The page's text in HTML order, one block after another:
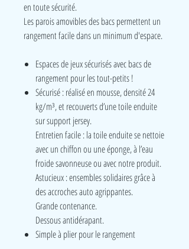
en toute sécurité.
Les parois amovibles des bacs permettent un
rangement facile dans un minimum d'espace.
Espaces de jeux sécurisés avec bacs de
rangement pour les tout-petits !
Sécurisé : réalisé en mousse, densité 24
kg/m³, et recouverts d’une toile enduite
sur support jersey.
Entretien facile : la toile enduite se nettoie
avec un chiffon ou une éponge, à l’eau
froide savonneuse ou avec notre produit.
Astucieux : ensembles solidaires grâce à
des accroches auto agrippantes.
Grande contenance.
Dessous antidérapant.
Simple à plier pour le rangement